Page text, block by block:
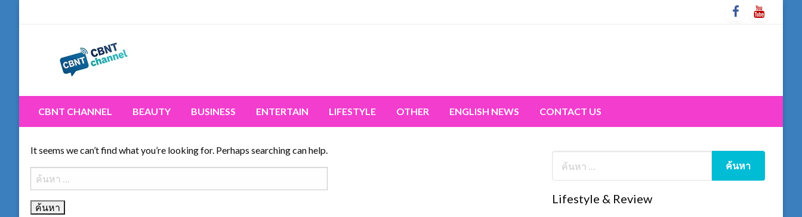
CBNT CHANNEL
CBNT CHANNEL
BEAUTY BUSINESS ENTERTAIN LIFESTYLE OTHER ENGLISH NEWS CONTACT US
It seems we can’t find what you’re looking for. Perhaps searching can help.
ค้นหา
สำหรับ:
Lifestyle & Review